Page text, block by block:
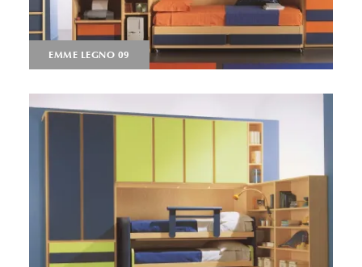
EMME LEGNO 09